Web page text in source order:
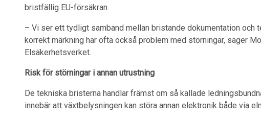
bristfällig EU-försäkran.
– Vi ser ett tydligt samband mellan bristande dokumentation och
korrekt märkning har ofta också problem med störningar, säger
Elsäkerhetsverket.
Risk för störningar i annan utrustning
De tekniska bristerna handlar främst om så kallade
innebär att växtbelysningen kan störa annan elektronik både via